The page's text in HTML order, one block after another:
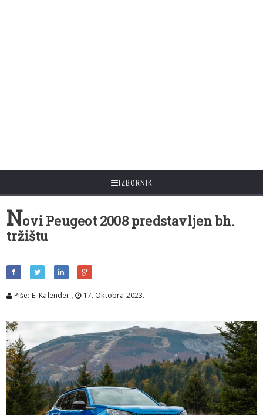
IZBORNIK
Novi Peugeot 2008 predstavljen bh.
tržištu
Piše: E. Kalender , 17. Oktobra 2023.